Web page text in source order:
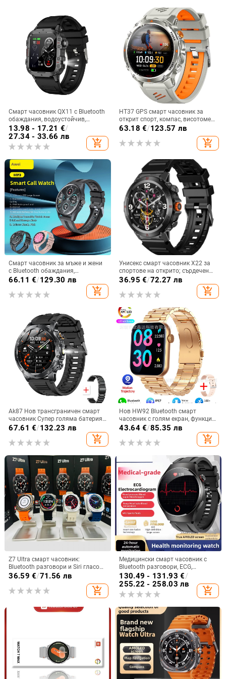
силиконов каишка, квадратен
циферблат
Смарт часовник QX11 с Bluetooth
обаждания, водоустойчив,
мониторинг на сърдечен ритъм и
кръвно налягане, заснемане на
снимки и дистанционно селфи
13.98 - 17.21 €/
27.34 - 33.66 лв
add_shopping_cart
HT37 GPS смарт часовник за
открит спорт, компас, висотомер
и барометр, водоустойчив до 30
63.18 €/123.57 лв
add_shopping_cart
Смарт часовник за мъже и жени
с Bluetooth обаждания,
мултифункционален спортен
дизайн, измерване на сърдечен
ритъм, кръвно налягане,
66.11 €/129.30 лв
add_shopping_cart
Унисекс смарт часовник X22 за
спортове на открито; сърдечен
ритъм, кръвно налягане, сън,
кръвно кислород, Bluetooth
обаждания
36.95 €/72.27 лв
add_shopping_cart
Ak87 Нов трансграничен смарт
часовник Супер голяма батерия
1000 Mah с висока разделителна
способност, мъжки спортен
часовник за външна употреба с
67.61 €/132.23 лв
add_shopping_cart
Нов HW92 Bluetooth смарт
часовник с голям екран, функция
за измерване на пулса,
водоустойчив, спортен, за мъже и
жени.
43.64€/85.35 лв
add_shopping_cart
Z7 Ultra смарт часовник:
Bluetooth разговори и Siri гласов
асистент, AMOLED 44mm,
алуминиев корпус, мониторинг
на сърдечен ритъм, кръвно,
кислород в кръвта, следене на
36.59 €/71.56 лв
add_shopping_cart
Медицински смарт часовник с
Bluetooth разговори, ECG,
измерване на кръвно налягане,
пулс и мониторинг на здравето
(липиди в кръвта и урикова
киселина)
130.49 - 131.93 €/
255.22 - 258.03 лв
add_shopping_cart